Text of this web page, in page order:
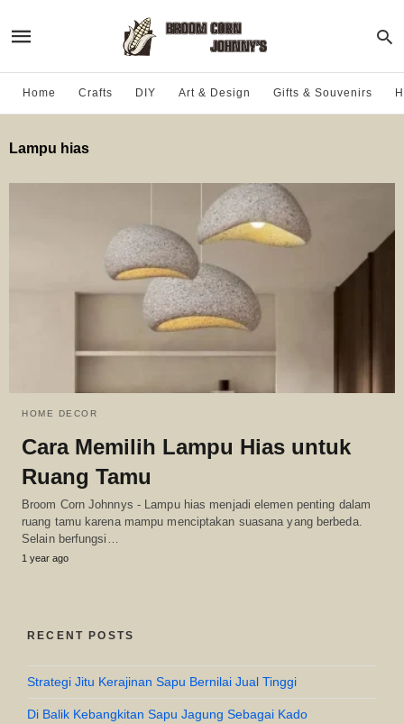
Home Crafts DIY Art & Design Gifts & Souvenirs
Lampu hias
HOME DECOR
Cara Memilih Lampu Hias untuk
Ruang Tamu
Broom Corn Johnnys - Lampu hias menjadi elemen penting dalam
ruang tamu karena mampu menciptakan suasana yang berbeda.
Selain berfungsi…
1 year ago
RECENT POSTS
Strategi Jitu Kerajinan Sapu Bernilai Jual Tinggi
Di Balik Kebangkitan Sapu Jagung Sebagai Kado